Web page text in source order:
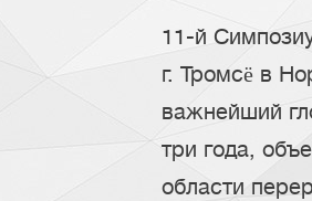
11-й
г. Тромсë в
важнейший
три года,
области